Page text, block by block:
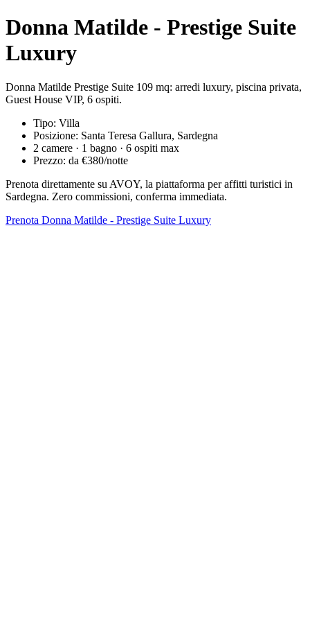
Donna Matilde - Prestige Suite
Luxury
Donna Matilde Prestige Suite 109 mq: arredi luxury, piscina privata,
Guest House VIP, 6 ospiti.
Tipo: Villa
Posizione: Santa Teresa Gallura, Sardegna
2 camere · 1 bagno · 6 ospiti max
Prezzo: da €380/notte
Prenota direttamente su AVOY, la piattaforma per affitti turistici in
Sardegna. Zero commissioni, conferma immediata.
Prenota Donna Matilde - Prestige Suite Luxury